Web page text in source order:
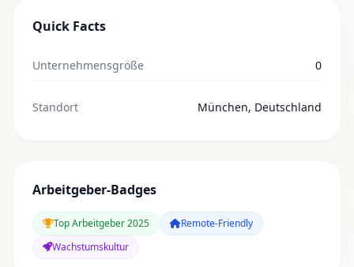
Quick Facts
Unternehmensgröße 0
Standort München, Deutschland
Arbeitgeber-Badges
Top Arbeitgeber 2025
Remote-Friendly
Wachstumskultur